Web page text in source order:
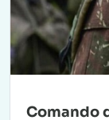
Comando